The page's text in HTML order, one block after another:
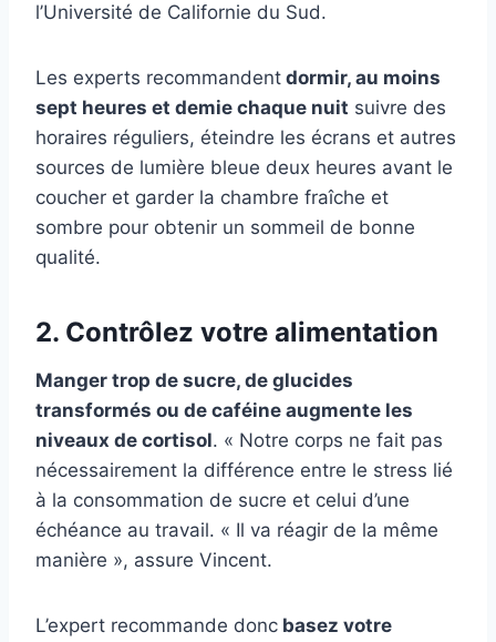
l’Université de Californie du Sud.
Les experts recommandent dormir, au moins
sept heures et demie chaque nuit suivre des
horaires réguliers, éteindre les écrans et autres
sources de lumière bleue deux heures avant le
coucher et garder la chambre fraîche et
sombre pour obtenir un sommeil de bonne
qualité.
2. Contrôlez votre alimentation
Manger trop de sucre, de glucides
transformés ou de caféine augmente les
niveaux de cortisol. « Notre corps ne fait pas
nécessairement la différence entre le stress lié
à la consommation de sucre et celui d’une
échéance au travail. « Il va réagir de la même
manière », assure Vincent.
L’expert recommande donc basez votre